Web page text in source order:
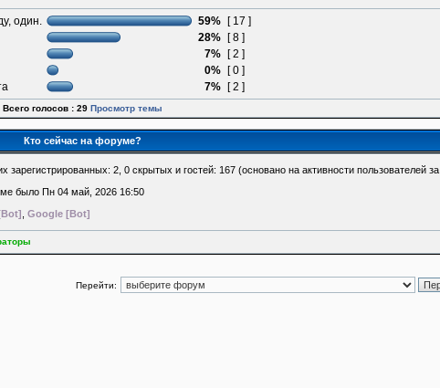
один.
59%
[ 17 ]
28%
[ 8 ]
7%
[ 2 ]
0%
[ 0 ]
7% [ 2 ]
Всего голосов : 29 Просмотр темы
Кто сейчас на форуме?
зарегистрированных: 2, 0 скрытых и гостей: 167 (основано на активности пользователей за
было Пн 04 май, 2026 16:50
Google [Bot]
Перейти: